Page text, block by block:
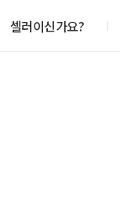
셀러이신가요?